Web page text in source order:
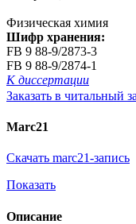
Физическая химия
Шифр хранения:
FB 9 88-9/2873-3
FB 9 88-9/2874-1
К диссертации
Заказать в читальный
Marc21
Скачать marc21-запись
Показать
Описание